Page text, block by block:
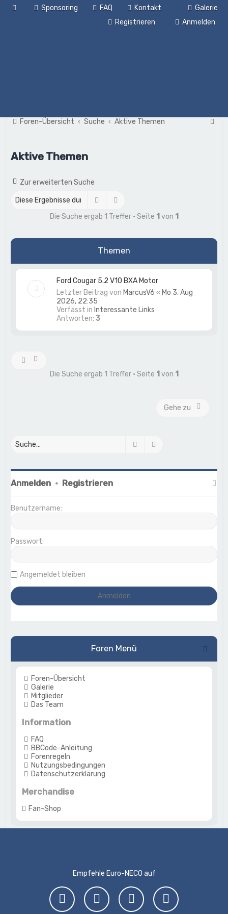
Galerie
Sponsoring FAQ
Kontakt
Anmelden
Registrieren
Foren-Übersicht Suche Aktive Themen
Aktive Themen
Zur erweiterten Suche
Suche
Die Suche ergab 1 Treffer • Seite 1 von 1
Themen
Ford Cougar 5.2 V10 BXA Motor
Letzter Beitrag von MarcusV6 « Mo 3. Aug
2026, 22:35
Verfasst in Interessante Links
Antworten:3
Die Suche ergab 1 Treffer • Seite 1 von 1
Gehe zu
Suche
Anmelden • Registrieren
Benutzername:
Passwort:
Angemeldet bleiben
Foren Menü
Foren-Übersicht
Galerie
Mitglieder
Das Team
Information
FAQ
BBCode-Anleitung
Forenregeln
Nutzungsbedingungen
Datenschutzerklärung
Merchandise
Fan-Shop
Empfehle Euro-NECO auf